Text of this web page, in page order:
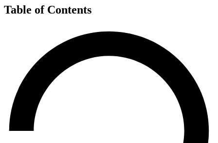
Table of Contents